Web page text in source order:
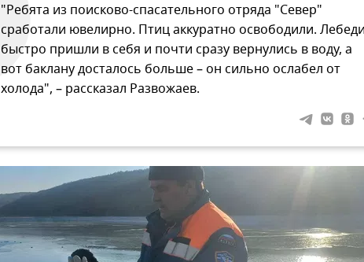
"Ребята из поисково-спасательного отряда "Север"
сработали ювелирно. Птиц аккуратно освободили.
быстро пришли в себя и почти сразу вернулись в воду, а
вот баклану досталось больше – он сильно ослабел от
холода", – рассказал Развожаев.